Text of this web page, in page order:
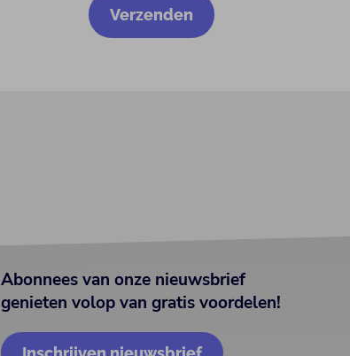
Abonnees van onze nieuwsbrief
genieten volop van gratis voordelen!